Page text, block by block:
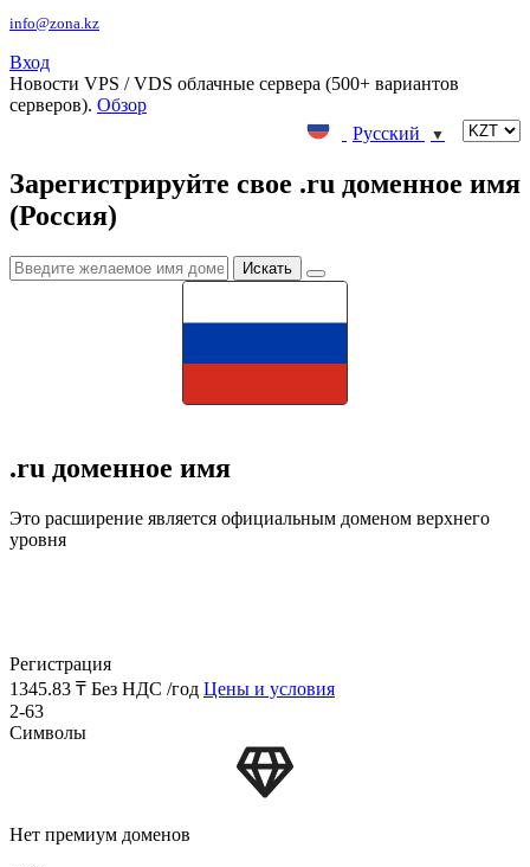
info@zona.kz
Вход
Новости VPS / VDS облачные сервера (500+ вариантов
серверов). Обзор
Русский
▼
Зарегистрируйте свое .ru доменное имя
(Россия)
.ru доменное имя
Это расширение является официальным доменом верхнего
уровня
Регистрация
1345.83 ₸ Без НДС /год Цены и условия
2-63
Символы
Нет премиум доменов